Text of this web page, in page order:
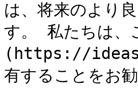
は、将来のより
す。 私たちは
(https://
有することをお